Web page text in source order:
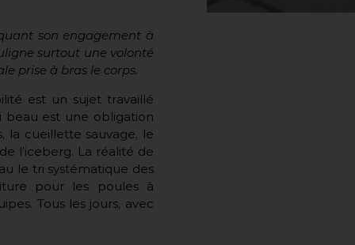
son engagement à
surtout une volonté
prise à bras le corps.
est un sujet travaillé
beau est une obligation
la cueillette sauvage, le
l’iceberg. La réalité de
le tri systématique des
pour les poules à
Tous les jours, avec